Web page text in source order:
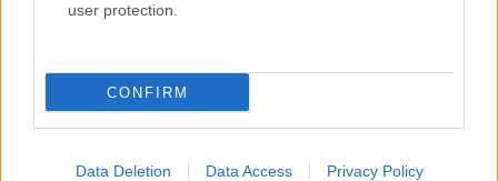
user protection.
CONFIRM
Data Deletion Data Access Privacy Policy
Allenamento da spiaggia: tre livelli beach-friendly